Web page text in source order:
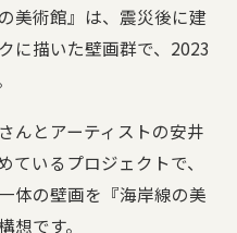
美術館』は、震災後に建
に描いた壁画群で、2023
んとアーティストの安井
いるプロジェクトで、
体の壁画を『海岸線の美
です。